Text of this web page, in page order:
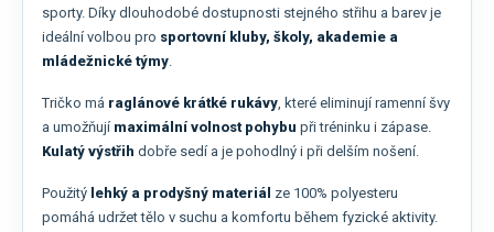
sporty. Díky dlouhodobé dostupnosti stejného střihu a barev je
ideální volbou pro sportovní kluby, školy, akademie a
mládežnické týmy.
Tričko má raglánové krátké rukávy, které eliminují ramenní švy
a umožňují maximální volnost pohybu při tréninku i zápase.
Kulatý výstřih dobře sedí a je pohodlný i při delším nošení.
Použitý lehký a prodyšný materiál ze 100% polyesteru
pomáhá udržet tělo v suchu a komfortu během fyzické aktivity.